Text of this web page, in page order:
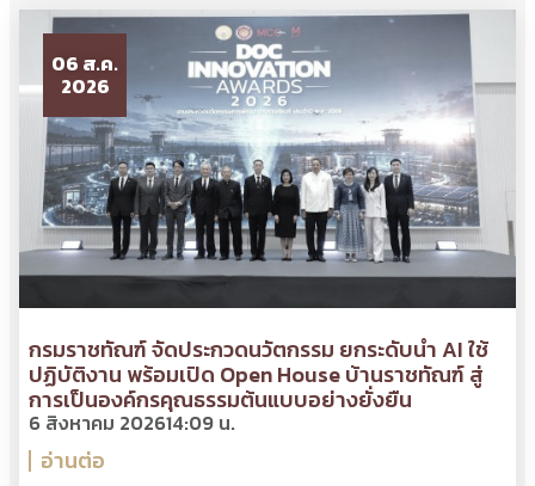
06 ส.ค.
2026
กรมราชทัณฑ์ จัดประกวดนวัตกรรม ยกระดับนำ AI ใช้
ปฏิบัติงาน พร้อมเปิด Open House บ้านราชทัณฑ์ สู่
การเป็นองค์กรคุณธรรมต้นแบบอย่างยั่งยืน
6 สิงหาคม 202614:09 น.
อ่านต่อ